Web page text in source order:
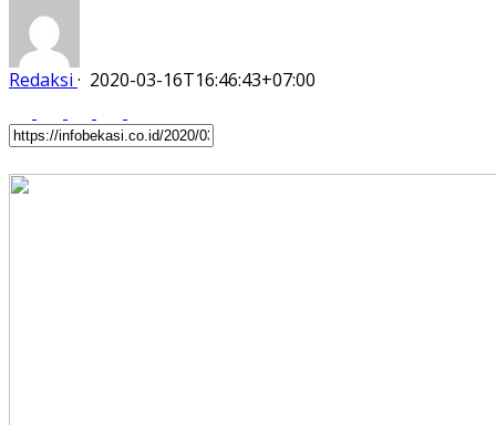
Redaksi · 2020-03-16T16:46:43+07:00